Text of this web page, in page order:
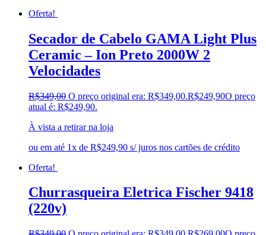
Oferta!
Secador de Cabelo GAMA Light Plus
Ceramic – Ion Preto 2000W 2
Velocidades
R$349,00 O preço original era: R$349,00.R$249,90O preço
atual é: R$249,90.
À vista a retirar na loja
ou em até 1x de R$249,90 s/ juros nos cartões de crédito
Oferta!
Churrasqueira Eletrica Fischer 9418
(220v)